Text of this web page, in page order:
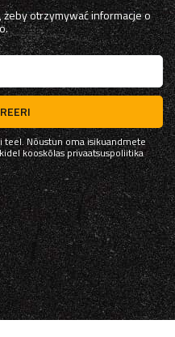
otrzymywać informacje o
teel. Nõustun oma isikuandmete
kooskõlasprivaatsuspoliitika